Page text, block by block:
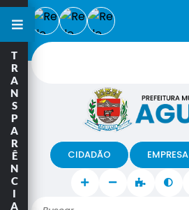
CIDADÃO EMPRESA
T
R
A
N
S
P
A
R
Ê
N
C
I
A